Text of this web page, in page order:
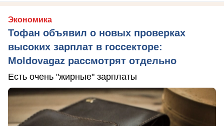
Экономика
Тофан объявил о новых проверках
высоких зарплат в госсекторе:
Moldovagaz рассмотрят отдельно
Есть очень "жирные" зарплаты